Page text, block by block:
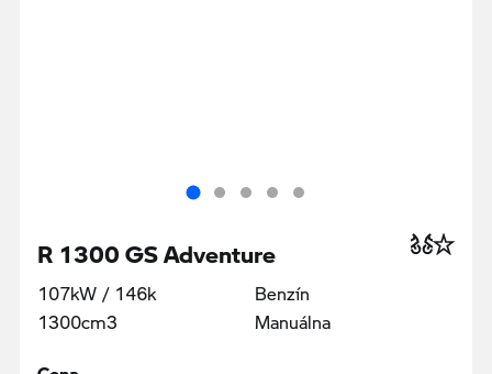
R 1300 GS Adventure
107kW / 146k
1300cm3
Benzín
Manuálna